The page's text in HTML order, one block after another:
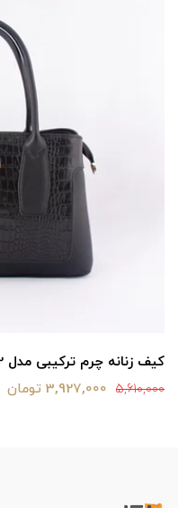
کیف زنانه چرم ترکیبی مدل 1862
5,610,000 3,927,000 تومان